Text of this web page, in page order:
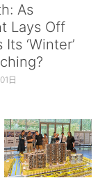
As
Lays Off
‘Winter’
日